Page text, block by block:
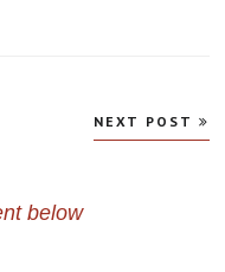
NEXT POST
below